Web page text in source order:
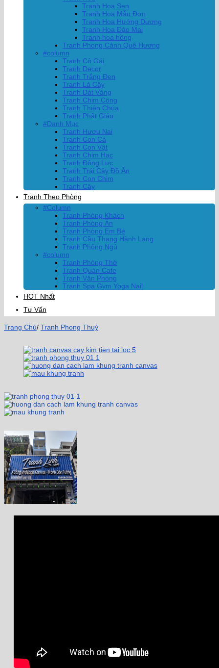
Tranh Hoa Sen
Tranh Hoa Mẫu Đơn
Tranh Hoa Hướng Dương
Tranh Hoa Đào Mai
Tranh hoa hồng
Tranh Phong Cảnh Quê Hương
#column
Tranh Cô Gái
Tranh Decor
Tranh Trắng Đen
Tranh Lá Cây
Tranh Dát Vàng
Tranh Chim Công
Tranh Thiên Chúa
Tranh Phật Giáo
#Danh Mục
Tranh Hươu Nai
Tranh Con Cá
Tranh Con Vật
Tranh Chim Hạc
Tranh Động Lực
Tranh Trái Cây Đồ Ăn
Tranh Con Chim
Tranh Cây
Tranh Theo Phòng
#Column
Tranh Phòng Khách
Tranh Phòng Ăn
Tranh Phòng Em Bé
Tranh Cầu Thang Hành Lang
Tranh Phòng Ngủ
#column
Tranh Phòng Thờ
Tranh Quán Cafe
Tranh Văn Phòng
Tranh Spa Gym Yoga Nail
HOT Nhất
Tư Vấn
Trang Chủ/ Tranh Phong Thuỷ